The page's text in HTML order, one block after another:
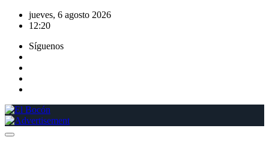
Saltar
jueves, 6 agosto 2026
12:20
Síguenos